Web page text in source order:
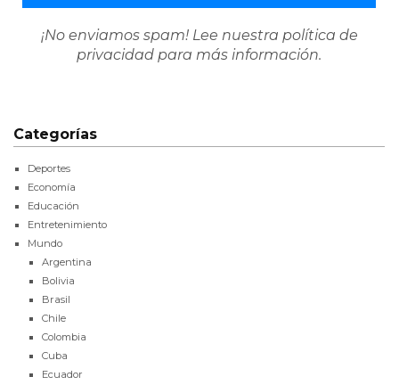
¡No enviamos spam! Lee nuestra política de
privacidad para más información.
Categorías
Deportes
Economía
Educación
Entretenimiento
Mundo
Argentina
Bolivia
Brasil
Chile
Colombia
Cuba
Ecuador